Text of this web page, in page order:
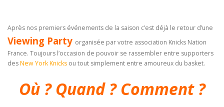
Après nos premiers événements de la saison c’est déjà le retour d’une
Viewing Party organisée par votre association Knicks Nation
France. Toujours l’occasion de pouvoir se rassembler entre supporters
desNew York Knicks ou tout simplement entre amoureux du basket.
Où ? Quand ? Comment ?